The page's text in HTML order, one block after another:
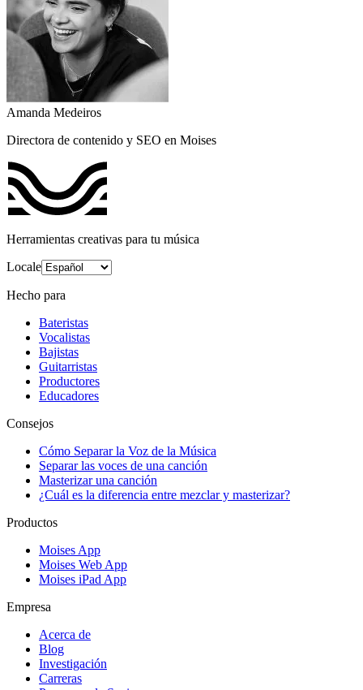
Amanda Medeiros
Directora de contenido y SEO en Moises
Herramientas creativas para tu música
Locale
Hecho para
Bateristas
Vocalistas
Bajistas
Guitarristas
Productores
Educadores
Consejos
Cómo Separar la Voz de la Música
Separar las voces de una canción
Masterizar una canción
¿Cuál es la diferencia entre mezclar y masterizar?
Productos
Moises App
Moises Web App
Moises iPad App
Empresa
Acerca de
Blog
Investigación
Carreras